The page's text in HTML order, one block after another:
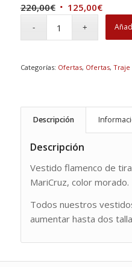
220,00€ El
220,00€.
125,00€El
precio
actual
Categorías: Ofertas, Ofertas, Traje
Descripción
Descripción
Vestido flamenco de
MariCruz, color morado.
Todos nuestros
aumentar hasta dos